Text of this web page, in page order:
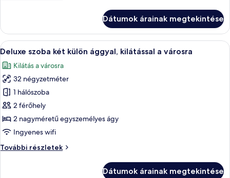
további
részletei
Dátumok árainak megtekintése
A
következő
szoba
összes
képének
megtekintése:
Deluxe
szoba
külön
Egy kétágyas szoba, íróasztallal,
7
Deluxe szoba két külön ággyal, kilátással a városra
Kilátás a városra
32 négyzetméter
1 hálószoba
2 férőhely
2 nagyméretű egyszemélyes ágy
Ingyenes wifi
További részletek
Deluxe
Dátumok árainak megtekintése